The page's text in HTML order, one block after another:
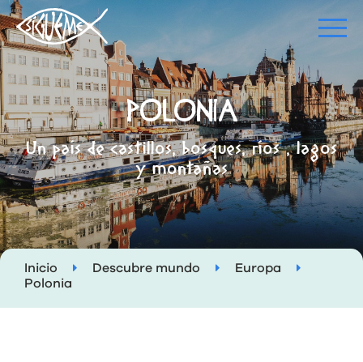
POLONIA
Un país de castillos, bosques, ríos , lagos
y montañas
Inicio Descubre mundo
Europa
Polonia